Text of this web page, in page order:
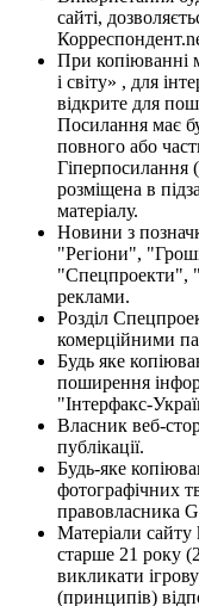
сайті,
При копіюванні
і світу» , для
відкрите для
Посилання має
повного або
Гіперпосилання
розміщена в
матеріалу.
Новини з
"Регіони",
"Спецпроекти",
реклами.
Розділ
комерційними
Будь яке
поширення
"Інтерфакс-
Власник веб-
публікації.
Будь-яке
фотографічних
правовласника
Матеріали сайту
старше 21 року
викликати
(принципів)